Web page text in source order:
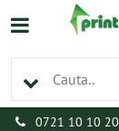
0721 10 10 20